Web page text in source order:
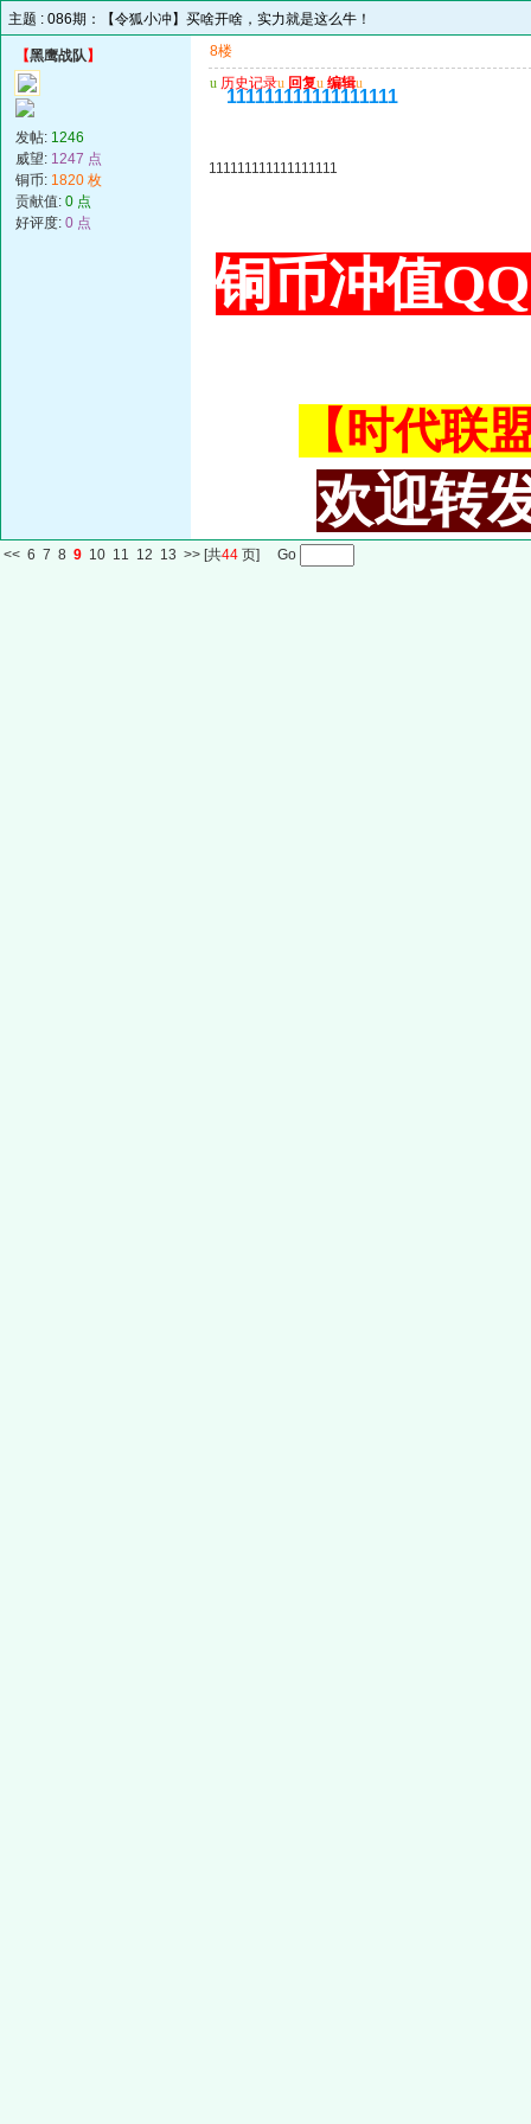
主题 : 086期：【令狐小冲】买啥开啥，实力就是这么牛！
【黑鹰战队】
发帖: 1246
威望: 1247 点
铜币: 1820 枚
贡献值: 0 点
好评度: 0 点
8楼
u 历史记录u 回复u 编辑u
111111111111111111
111111111111111111
铜币冲值
【时代联
欢迎转
<< 6 7 8 9 10 11 12 13 >> [共44 页] Go